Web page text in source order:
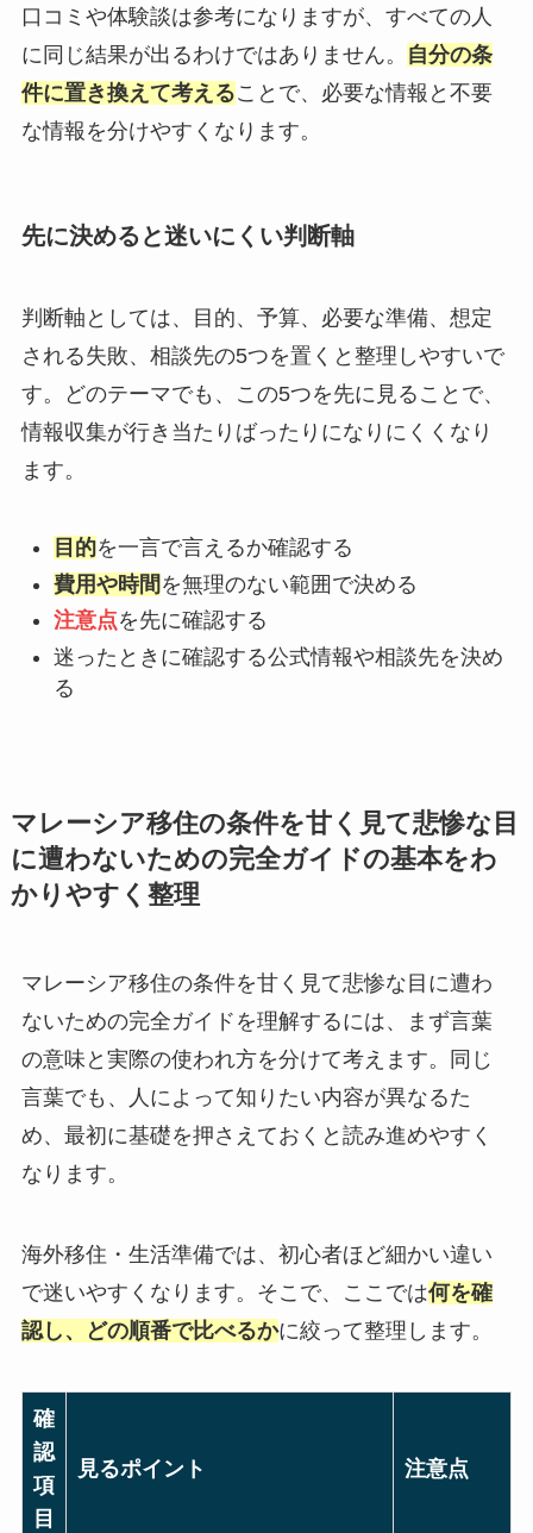
口コミや体験談は参考になりますが、すべての人
に同じ結果が出るわけではありません。
自分の条
件に置き換えて考えることで、必要な情報と不要
な情報を分けやすくなります。
先に決めると迷いにくい判断軸
判断軸としては、目的、予算、必要な準備、想定
される失敗、相談先の5つを置くと整理しやすいで
す。どのテーマでも、この5つを先に見ることで、
情報収集が行き当たりばったりになりにくくなり
ます。
目的を一言で言えるか確認する
費用や時間 を無理のない範囲で決める
注意点を先に確認する
迷ったときに確認する公式情報や相談先を決め
る
マレーシア移住の条件を甘く見て悲惨な目
に遭わないための完全ガイドの基本をわ
かりやすく整理
マレーシア移住の条件を甘く見て悲惨な目に遭わ
ないための完全ガイドを理解するには、まず言葉
の意味と実際の使われ方を分けて考えます。同じ
言葉でも、人によって知りたい内容が異なるた
め、最初に基礎を押さえておくと読み進めやすく
なります。
海外移住・生活準備では、初心者ほど細かい違い
で迷いやすくなります。そこで、ここでは何を確
認し、どの順番で比べるかに絞って整理します。
確
認
項
目
見るポイント 注意点